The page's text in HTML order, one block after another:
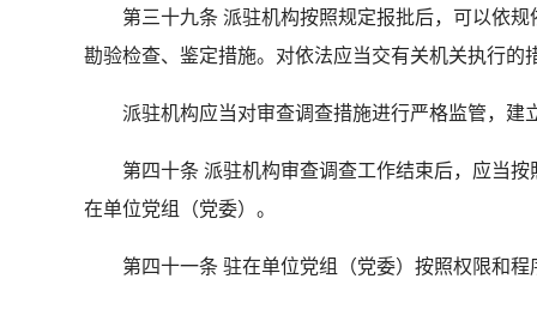
第三十九条 派驻机构按照规定报批后，可以依规
勘验检查、鉴定措施。对依法应当交有关机关执行
派驻机构应当对审查调查措施进行严格监管，建
第四十条 派驻机构审查调查工作结束后，应当按
在单位党组（党委）。
第四十一条 驻在单位党组（党委）按照权限和程